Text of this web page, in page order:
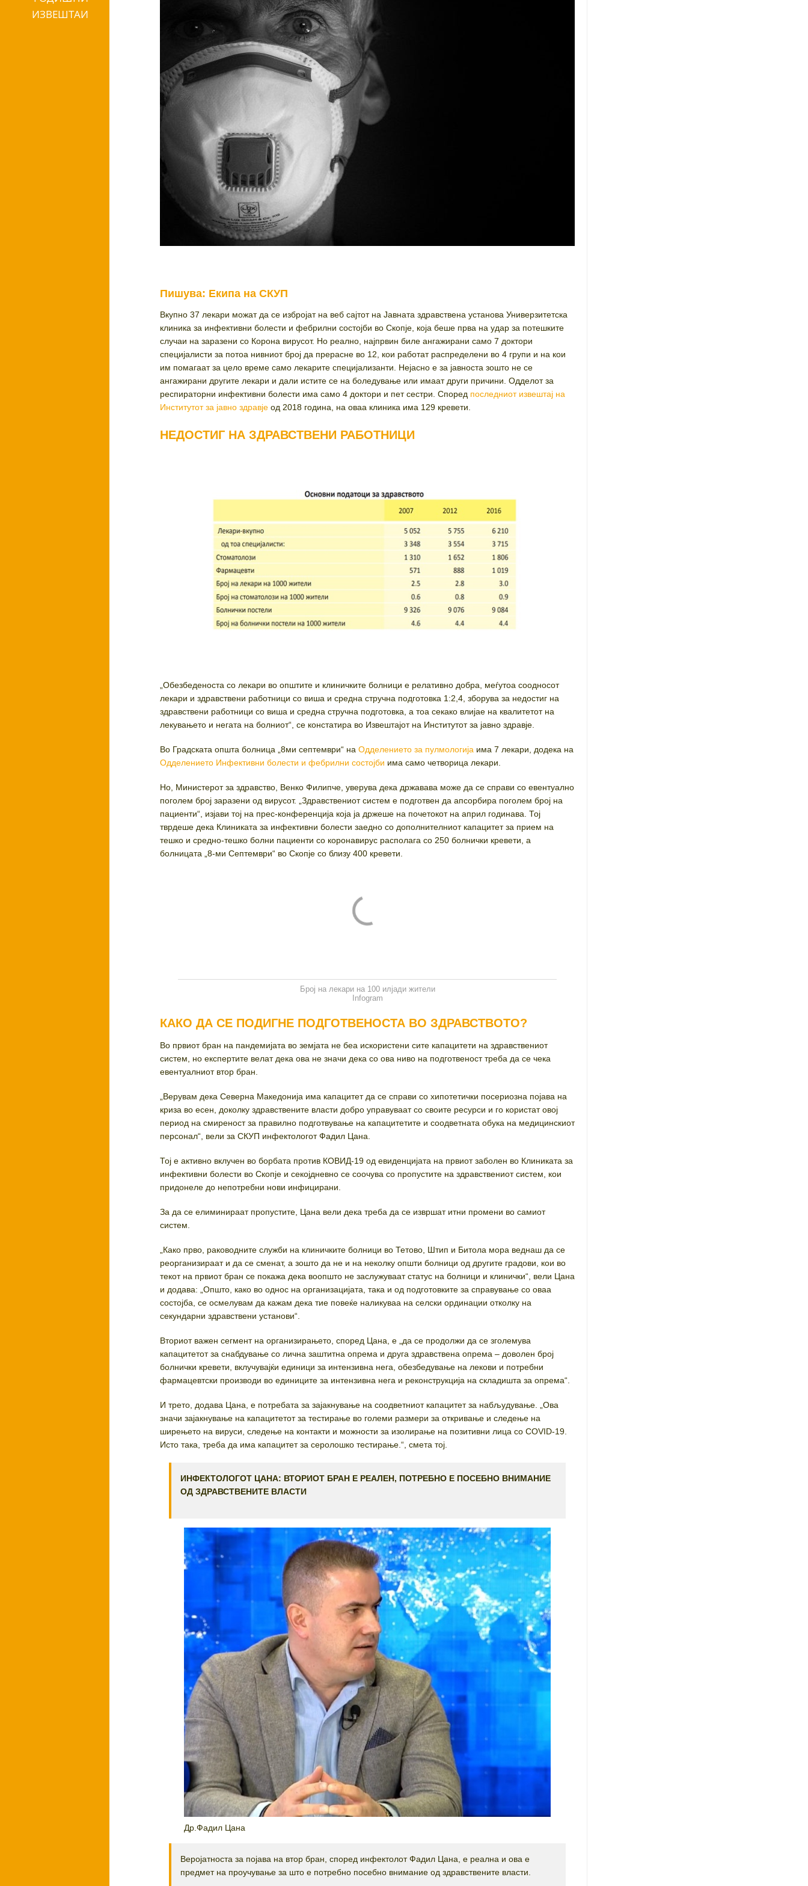
ИЗВЕШТАИ
Пишува: Екипа на СКУП
Вкупно 37 лекари можат да се избројат на веб сајтот на Јавната здравствена установа Универзитетска
клиника за инфективни болести и фебрилни состојби во Скопје, која беше прва на удар за потешките
случаи на заразени со Корона вирусот. Но реално, најпрвин биле ангажирани само 7 доктори
специјалисти за потоа нивниот број да прерасне во 12, кои работат распределени во 4 групи и на кои
им помагаат за цело време само лекарите специјализанти. Нејасно е за јавноста зошто не се
ангажирани другите лекари и дали истите се на боледување или имаат други причини. Одделот за
респираторни инфективни болести има само 4 доктори и пет сестри. Според последниот извештај на
Институтот за јавно здравје од 2018 година, на оваа клиника има 129 кревети.
НЕДОСТИГ НА ЗДРАВСТВЕНИ РАБОТНИЦИ
„Обезбеденоста со лекари во општите и клиничките болници е релативно добра, меѓутоа соодносот
лекари и здравствени работници со виша и средна стручна подготовка 1:2,4, зборува за недостиг на
здравствени работници со виша и средна стручна подготовка, а тоа секако влијае на квалитетот на
лекувањето и негата на болниот“, се констатира во Извештајот на Институтот за јавно здравје.
Во Градската општа болница „8ми септември“ наОдделението за пулмологија има 7 лекари, додека на
Одделението Инфективни болести и фебрилни состојби има само четворица лекари.
Но, Министерот за здравство, Венко Филипче, уверува дека државава може да се справи со евентуално
поголем број заразени од вирусот. „Здравствениот систем е подготвен да апсорбира поголем број на
пациенти“, изјави тој на прес-конференција која ја држеше на почетокот на април годинава. Тој
тврдеше дека Клиниката за инфективни болести заедно со дополнителниот капацитет за прием на
тешко и средно-тешко болни пациенти со коронавирус располага со 250 болнички кревети, а
болницата „8-ми Септември“ во Скопје со близу 400 кревети.
Број на лекари на 100 илјади жители
Infogram
КАКО ДА СЕ ПОДИГНЕ ПОДГОТВЕНОСТА ВО ЗДРАВСТВОТО?
Во првиот бран на пандемијата во земјата не беа искористени сите капацитети на здравствениот
систем, но експертите велат дека ова не значи дека со ова ниво на подготвеност треба да се чека
евентуалниот втор бран.
„Верувам дека Северна Македонија има капацитет да се справи со хипотетички посериозна појава на
криза во есен, доколку здравствените власти добро управуваат со своите ресурси и го користат овој
период на смиреност за правилно подготвување на капацитетите и соодветната обука на медицинскиот
персонал“, вели за СКУП инфектологот Фадил Цана.
Тој е активно вклучен во борбата против КОВИД-19 од евиденцијата на првиот заболен во Клиниката за
инфективни болести во Скопје и секојдневно се соочува со пропустите на здравствениот систем, кои
придонеле до непотребни нови инфицирани.
За да се елиминираат пропустите, Цана вели дека треба да се извршат итни промени во самиот
систем.
„Како прво, раководните служби на клиничките болници во Тетово, Штип и Битола мора веднаш да се
реорганизираат и да се сменат, а зошто да не и на неколку општи болници од другите градови, кои во
текот на првиот бран се покажа дека воопшто не заслужуваат статус на болници и клинички“, вели Цана
и додава: „Општо, како во однос на организацијата, така и од подготовките за справување со оваа
состојба, се осмелувам да кажам дека тие повеќе наликуваа на селски ординации отколку на
секундарни здравствени установи“.
Вториот важен сегмент на организирањето, според Цана, е „да се продолжи да се зголемува
капацитетот за снабдување со лична заштитна опрема и друга здравствена опрема – доволен број
болнички кревети, вклучувајќи единици за интензивна нега, обезбедување на лекови и потребни
фармацевтски производи во единиците за интензивна нега и реконструкција на складишта за опрема“.
И трето, додава Цана, е потребата за зајакнување на соодветниот капацитет за набљудување. „Ова
значи зајакнување на капацитетот за тестирање во големи размери за откривање и следење на
ширењето на вируси, следење на контакти и можности за изолирање на позитивни лица со COVID-19.
Исто така, треба да има капацитет за серолошко тестирање.“, смета тој.
ИНФЕКТОЛОГОТ ЦАНА: ВТОРИОТ БРАН Е РЕАЛЕН, ПОТРЕБНО Е ПОСЕБНО ВНИМАНИЕ
ОД ЗДРАВСТВЕНИТЕ ВЛАСТИ
Др.Фадил Цана
Веројатноста за појава на втор бран, според инфектолот Фадил Цана, е реална и ова е
предмет на проучување за што е потребно посебно внимание од здравствените власти.